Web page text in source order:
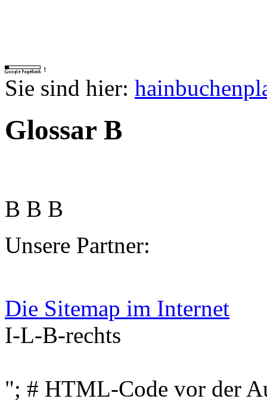
Sie sind hier:
Glossar B
B B B
Unsere Partner:
Die Sitemap im Internet
I-L-B-rechts
"; # HTML-Code vor der